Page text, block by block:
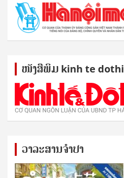
ໜັງ​ສື​ພິມ kinh te dothi
ວາລະສານຈຳປາ